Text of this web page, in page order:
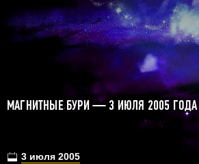
МАГНИТНЫЕ БУРИ — 3 ИЮЛЯ 2005 ГОДА
3 июля 2005